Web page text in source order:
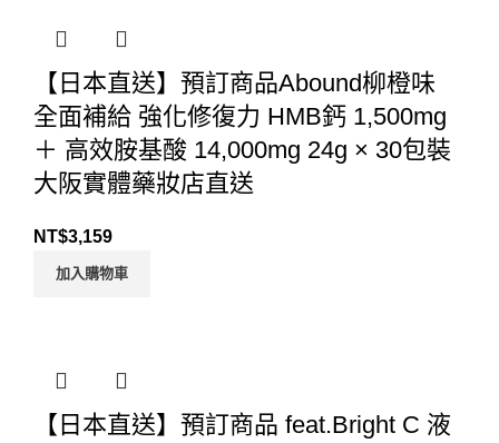
【日本直送】預訂商品Abound柳橙味
全面補給 強化修復力 HMB鈣 1,500mg
＋ 高效胺基酸 14,000mg 24g × 30包裝
大阪實體藥妝店直送
NT$3,159
加入購物車
【日本直送】預訂商品 feat.Bright C 液